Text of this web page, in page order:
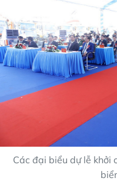
Các đại biểu dự lễ khởi